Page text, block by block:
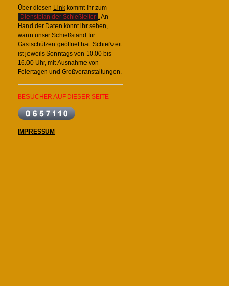
Über diesen Link kommt ihr zum
Dienstplan der Schießleiter .An
Hand der Daten könnt ihr sehen,
wann unser Schießstand für
Gastschützen geöffnet hat. Schießzeit
ist jeweils Sonntags von 10.00 bis
16.00 Uhr, mit Ausnahme von
Feiertagen und Großveranstaltungen.
BESUCHER AUF DIESER SEITE
IMPRESSUM